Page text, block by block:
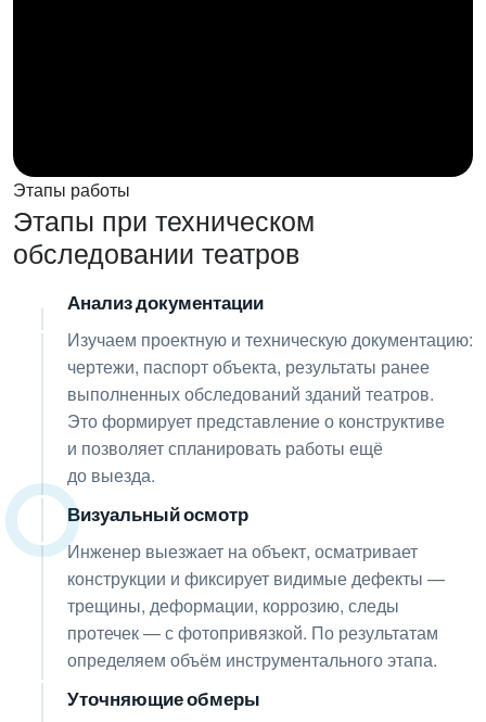
Этапы работы
Этапы при техническом
обследовании театров
01 Анализ документации
Изучаем проектную и техническую документацию:
чертежи, паспорт объекта, результаты ранее
выполненных обследований зданий театров.
Это формирует представление о конструктиве
и позволяет спланировать работы ещё
до выезда.
Визуальный осмотр
Инженер выезжает на объект, осматривает
конструкции и фиксирует видимые дефекты —
трещины, деформации, коррозию, следы
протечек — с фотопривязкой. По результатам
определяем объём инструментального этапа.
Уточняющие обмеры